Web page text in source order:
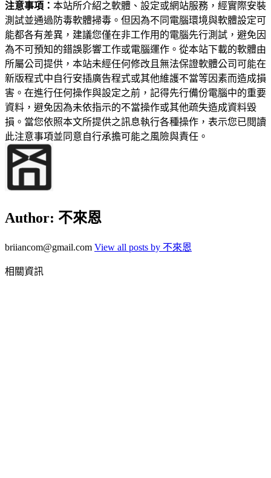
注意事項： 本站所介紹之軟體、設定或網站服務，經實際安裝
測試並通過防毒軟體掃毒。但因為不同電腦環境與軟體設定可
能都各有差異，建議您僅在非工作用的電腦先行測試，避免因
為不可預知的錯誤影響工作或電腦運作。從本站下載的軟體由
所屬公司提供，本站未經任何修改且無法保證軟體公司可能在
新版程式中自行安插廣告程式或其他維護不當等因素而造成損
害。在進行任何操作與設定之前，記得先行備份電腦中的重要
資料，避免因為未依指示的不當操作或其他疏失造成資料毀
損。當您依照本文所提供之訊息執行各種操作，表示您已閱讀
此注意事項並同意自行承擔可能之風險與責任。
Author: 不來恩
briiancom@gmail.com View all posts by 不來恩
相關資訊